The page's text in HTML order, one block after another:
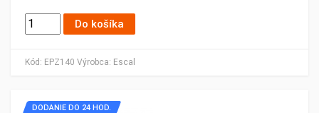
Kód: EPZ140 Výrobca: Escal
Do košíka
DODANIE DO 24 HOD.